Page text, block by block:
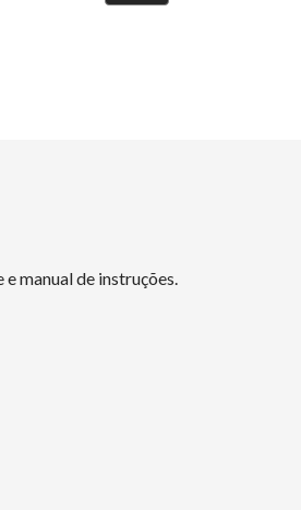
manual de instruções.